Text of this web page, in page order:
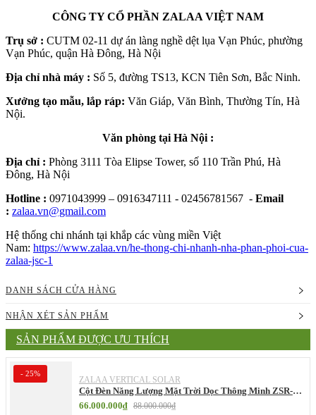
CÔNG TY CỔ PHẦN ZALAA VIỆT NAM
Trụ sở : CUTM 02-11 dự án làng nghề dệt lụa Vạn Phúc, phường
Vạn Phúc, quận Hà Đông, Hà Nội
Địa chỉ nhà máy : Số 5, đường TS13, KCN Tiên Sơn, Bắc Ninh.
Xưởng tạo mẫu, lắp ráp: Văn Giáp, Văn Bình, Thường Tín, Hà
Nội.
Văn phòng tại Hà Nội :
Địa chỉ : Phòng 3111 Tòa Elipse Tower, số 110 Trần Phú, Hà
Đông, Hà Nội
Hotline : 0971043999 – 0916347111 - 02456781567 - Email
: zalaa.vn@gmail.com
Hệ thống chi nhánh tại khắp các vùng miền Việt
Nam: https://www.zalaa.vn/he-thong-chi-nhanh-nha-phan-phoi-cua-
zalaa-jsc-1
DANH SÁCH CỬA HÀNG
NHẬN XÉT SẢN PHẨM
SẢN PHẨM ĐƯỢC ƯU THÍCH
- 25%
ZALAA VERTICAL SOLAR
Cột Đèn Năng Lượng Mặt Trời Dọc Thông Minh ZSR-
YYDS-360 | ZALAA Jsc
66.000.000₫ 88.000.000₫